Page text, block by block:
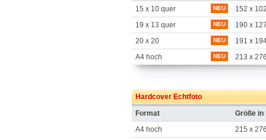
15 x 10 quer
NEU
152 x
19 x 13 quer
NEU
190 x
20 x 20
NEU
191 x
A4 hoch
NEU 213 x
Hardcover Echtfoto
Format
Größe in
A4 hoch
215 x